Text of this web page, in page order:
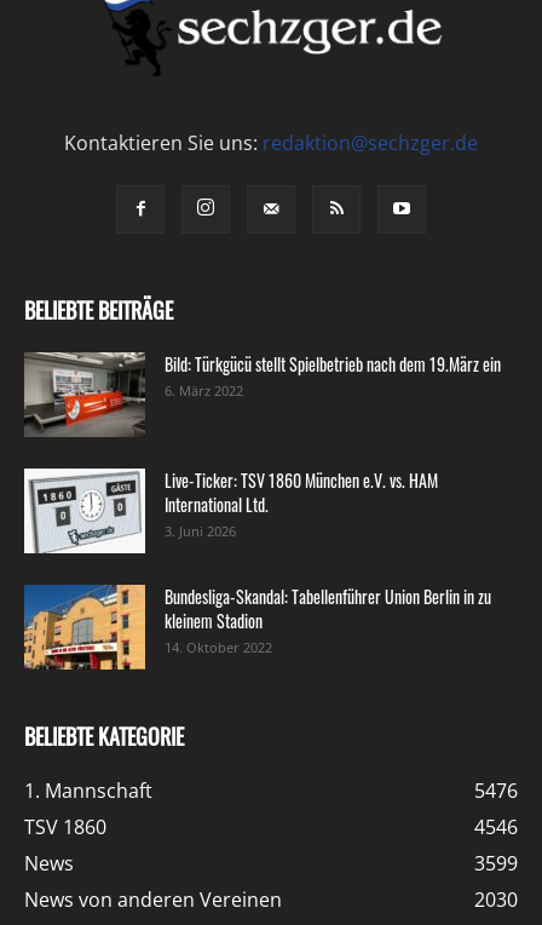
Kontaktieren Sie uns: redaktion@sechzger.de
BELIEBTE BEITRÄGE
Bild: Türkgücü stellt Spielbetrieb nach dem 19.März ein
6. März 2022
Live-Ticker: TSV 1860 München e.V. vs. HAM
International Ltd.
3. Juni 2026
Bundesliga-Skandal: Tabellenführer Union Berlin in zu
kleinem Stadion
14. Oktober 2022
BELIEBTE KATEGORIE
1. Mannschaft
5476
TSV 1860
4546
News
3599
News von anderen Vereinen
2030